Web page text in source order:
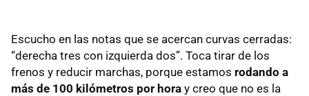
Escucho en las notas que se acercan curvas cerradas:
“derecha tres con izquierda dos”. Toca tirar de los
frenos y reducir marchas, porque estamos rodando a
más de 100 kilómetros por hora y creo que no es la